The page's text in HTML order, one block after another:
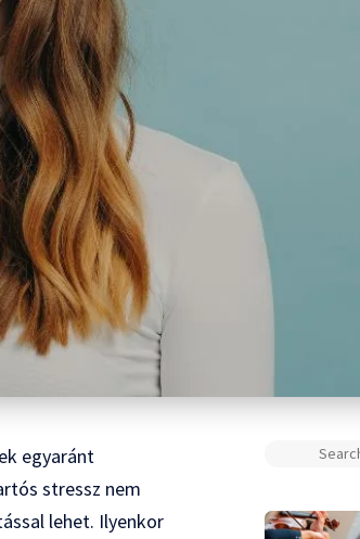
egyaránt
stressz nem
lehet. Ilyenkor